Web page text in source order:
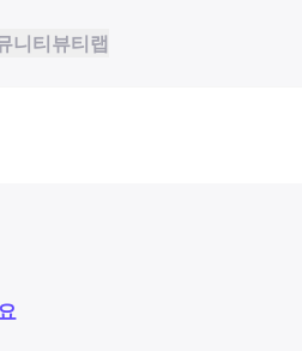
니티뷰티랩